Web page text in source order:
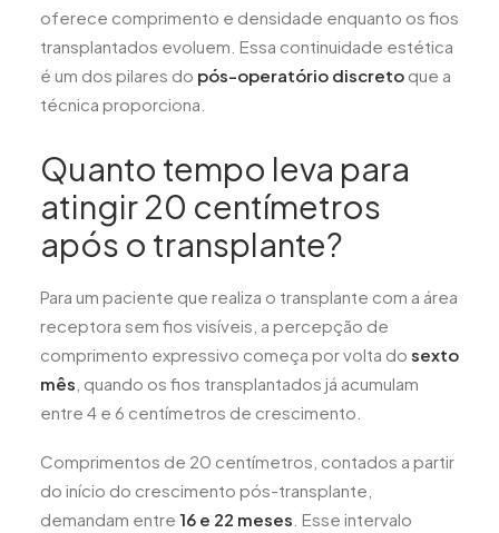
oferece comprimento e densidade enquanto os fios
transplantados evoluem. Essa continuidade estética
é um dos pilares do pós-operatório discreto que a
técnica proporciona.
Quanto tempo leva para
atingir 20 centímetros
após o transplante?
Para um paciente que realiza o transplante com a área
receptora sem fios visíveis, a percepção de
comprimento expressivo começa por volta do sexto
mês , quando os fios transplantados já acumulam
entre 4 e 6 centímetros de crescimento.
Comprimentos de 20 centímetros, contados a partir
do início do crescimento pós-transplante,
demandam entre 16 e 22 meses . Esse intervalo